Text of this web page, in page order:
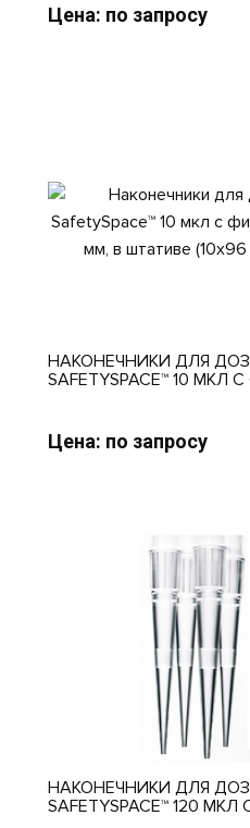
Цена: по запросу
НАКОНЕЧНИКИ ДЛЯ
SAFETYSPACE™ 10 МКЛ
Цена: по запросу
НАКОНЕЧНИКИ ДЛЯ
SAFETYSPACE™ 120